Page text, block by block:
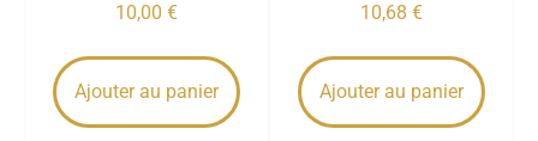
10,00 €
Ajouter au panier
10,68 €
Ajouter au panier